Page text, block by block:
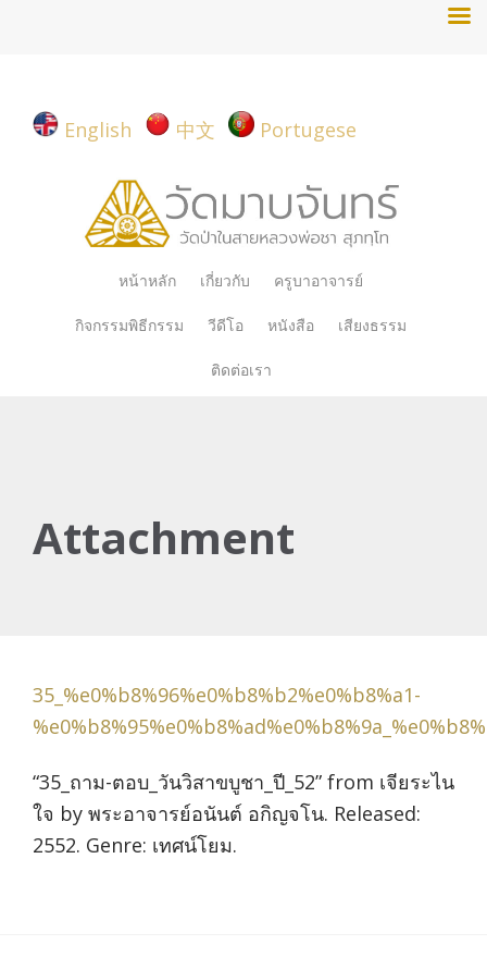
English 中文 Portugese
Skip
content
หน้าหลัก เกี่ยวกับ ครูบาอาจารย์
กิจกรรมพิธีกรรม วีดีโอ หนังสือ เสียงธรรม
ติดต่อเรา
Attachment
35_%e0%b8%96%e0%b8%b2%e0%b8%a1-
“35_ถาม-ตอบ_วันวิสาขบูชา_ปี_52” from เจียระไน
ใจ by พระอาจารย์อนันต์ อกิญจโน. Released:
2552. Genre: เทศน์โยม.